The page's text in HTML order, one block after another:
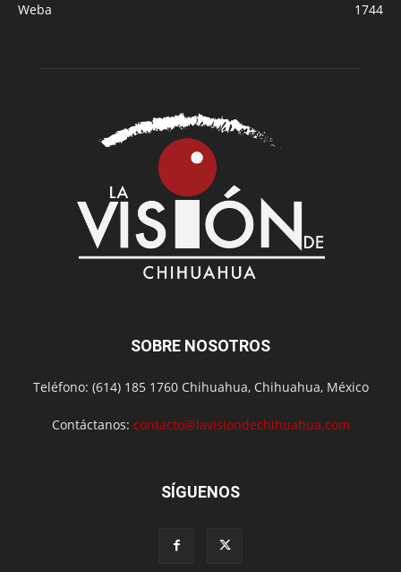
Weba
1744
SOBRE NOSOTROS
Teléfono: (614) 185 1760 Chihuahua, Chihuahua, México
Contáctanos: contacto@lavisiondechihuahua.com
SÍGUENOS